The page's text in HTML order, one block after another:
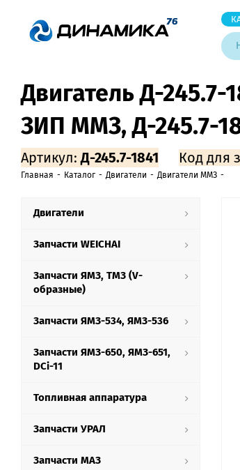
Двигатель Д-245.7-
ЗИП ММЗ, Д-245.7-
Артикул: Д-245.7-1841 Код для
Главная - Каталог - Двигатели - Двигатели ММЗ -
Двигатели
Запчасти WEICHAI
Запчасти ЯМЗ, ТМЗ (V-
образные)
Запчасти ЯМЗ-534, ЯМЗ-536
Запчасти ЯМЗ-650, ЯМЗ-651,
DCi-11
Топливная аппаратура
Запчасти УРАЛ
Запчасти МАЗ